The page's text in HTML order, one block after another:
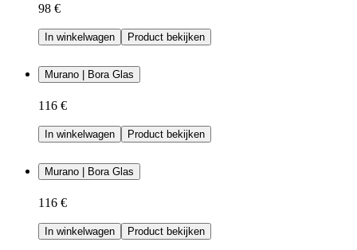
98 €
In winkelwagen Product bekijken
Murano | Bora Glas
116 €
In winkelwagen Product bekijken
Murano | Bora Glas
116 €
In winkelwagen Product bekijken